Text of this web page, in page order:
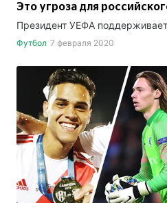
Это угроза для
Президент УЕФА
Футбол 7 февраля 2020